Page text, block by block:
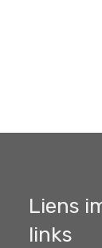
Liens
links